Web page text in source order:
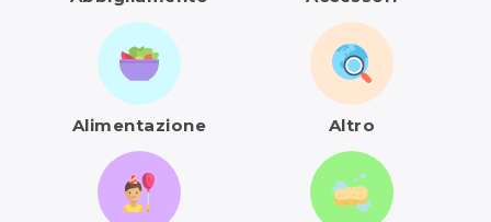
Alimentazione Altro